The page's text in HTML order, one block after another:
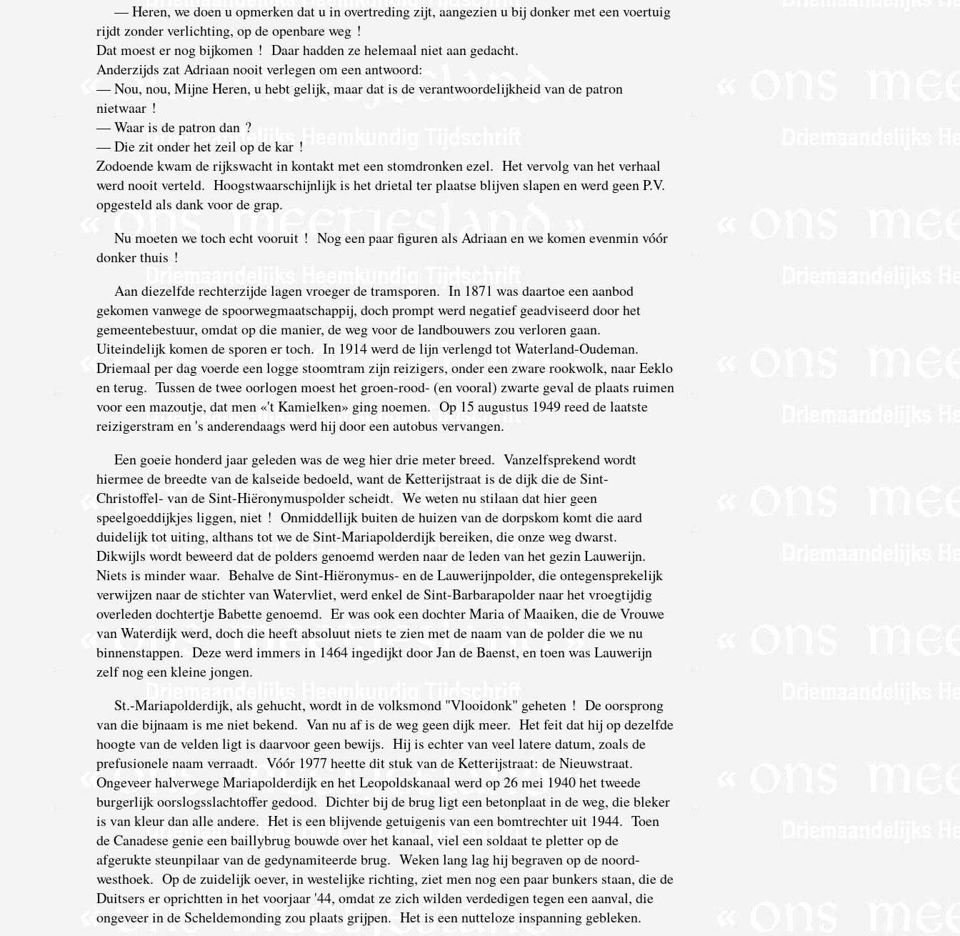
— Heren, we doen u opmerken dat u in overtreding zijt, aangezien u bij donker met een voertuig
rijdt zonder verlichting, op de openbare weg !
Dat moest er nog bijkomen ! Daar hadden ze helemaal niet aan gedacht.
Anderzijds zat Adriaan nooit verlegen om een antwoord:
— Nou, nou, Mijne Heren, u hebt gelijk, maar dat is de verantwoordelijkheid van de patron
nietwaar !
— Waar is de patron dan ?
— Die zit onder het zeil op de kar !
Zodoende kwam de rijkswacht in kontakt met een stomdronken ezel. Het vervolg van het verhaal
werd nooit verteld. Hoogstwaarschijnlijk is het drietal ter plaatse blijven slapen en werd geen P.V.
opgesteld als dank voor de grap.
Nu moeten we toch echt vooruit ! Nog een paar figuren als Adriaan en we komen evenmin vóór
donker thuis !
Aan diezelfde rechterzijde lagen vroeger de tramsporen. In 1871 was daartoe een aanbod
gekomen vanwege de spoorwegmaatschappij, doch prompt werd negatief geadviseerd door het
gemeentebestuur, omdat op die manier, de weg voor de landbouwers zou verloren gaan.
Uiteindelijk komen de sporen er toch. In 1914 werd de lijn verlengd tot Waterland-Oudeman.
Driemaal per dag voerde een logge stoomtram zijn reizigers, onder een zware rookwolk, naar Eeklo
en terug. Tussen de twee oorlogen moest het groen-rood- (en vooral) zwarte geval de plaats ruimen
voor een mazoutje, dat men «'t Kamielken» ging noemen. Op 15 augustus 1949 reed de laatste
reizigerstram en 's anderendaags werd hij door een autobus vervangen.
Een goeie honderd jaar geleden was de weg hier drie meter breed. Vanzelfsprekend wordt
hiermee de breedte van de kalseide bedoeld, want de Ketterijstraat is de dijk die de Sint-
Christoffel- van de Sint-Hiëronymuspolder scheidt. We weten nu stilaan dat hier geen
speelgoeddijkjes liggen, niet ! Onmiddellijk buiten de huizen van de dorpskom komt die aard
duidelijk tot uiting, althans tot we de Sint-Mariapolderdijk bereiken, die onze weg dwarst.
Dikwijls wordt beweerd dat de polders genoemd werden naar de leden van het gezin Lauwerijn.
Niets is minder waar. Behalve de Sint-Hiëronymus- en de Lauwerijnpolder, die ontegensprekelijk
verwijzen naar de stichter van Watervliet, werd enkel de Sint-Barbarapolder naar het vroegtijdig
overleden dochtertje Babette genoemd. Er was ook een dochter Maria of Maaiken, die de Vrouwe
van Waterdijk werd, doch die heeft absoluut niets te zien met de naam van de polder die we nu
binnenstappen. Deze werd immers in 1464 ingedijkt door Jan de Baenst, en toen was Lauwerijn
zelf nog een kleine jongen.
St.-Mariapolderdijk, als gehucht, wordt in de volksmond "Vlooidonk" geheten ! De oorsprong
van die bijnaam is me niet bekend. Van nu af is de weg geen dijk meer. Het feit dat hij op dezelfde
hoogte van de velden ligt is daarvoor geen bewijs. Hij is echter van veel latere datum, zoals de
prefusionele naam verraadt. Vóór 1977 heette dit stuk van de Ketterijstraat: de Nieuwstraat.
Ongeveer halverwege Mariapolderdijk en het Leopoldskanaal werd op 26 mei 1940 het tweede
burgerlijk oorslogsslachtoffer gedood. Dichter bij de brug ligt een betonplaat in de weg, die bleker
is van kleur dan alle andere. Hetis een blijvende getuigenis van een bomtrechter uit 1944. Toen
de Canadese genie een baillybrug bouwde over het kanaal, viel een soldaat te pletter op de
afgerukte steunpilaar van de gedynamiteerde brug. Weken lang lag hij begraven op de noord-
westhoek. Op de zuidelijk oever, in westelijke richting, ziet men nog een paar bunkers staan, die de
Duitsers er oprichtten in het voorjaar '44, omdat ze zich wilden verdedigen tegen een aanval, die
ongeveer in de Scheldemonding zou plaats grijpen. Het is een nutteloze inspanning gebleken.